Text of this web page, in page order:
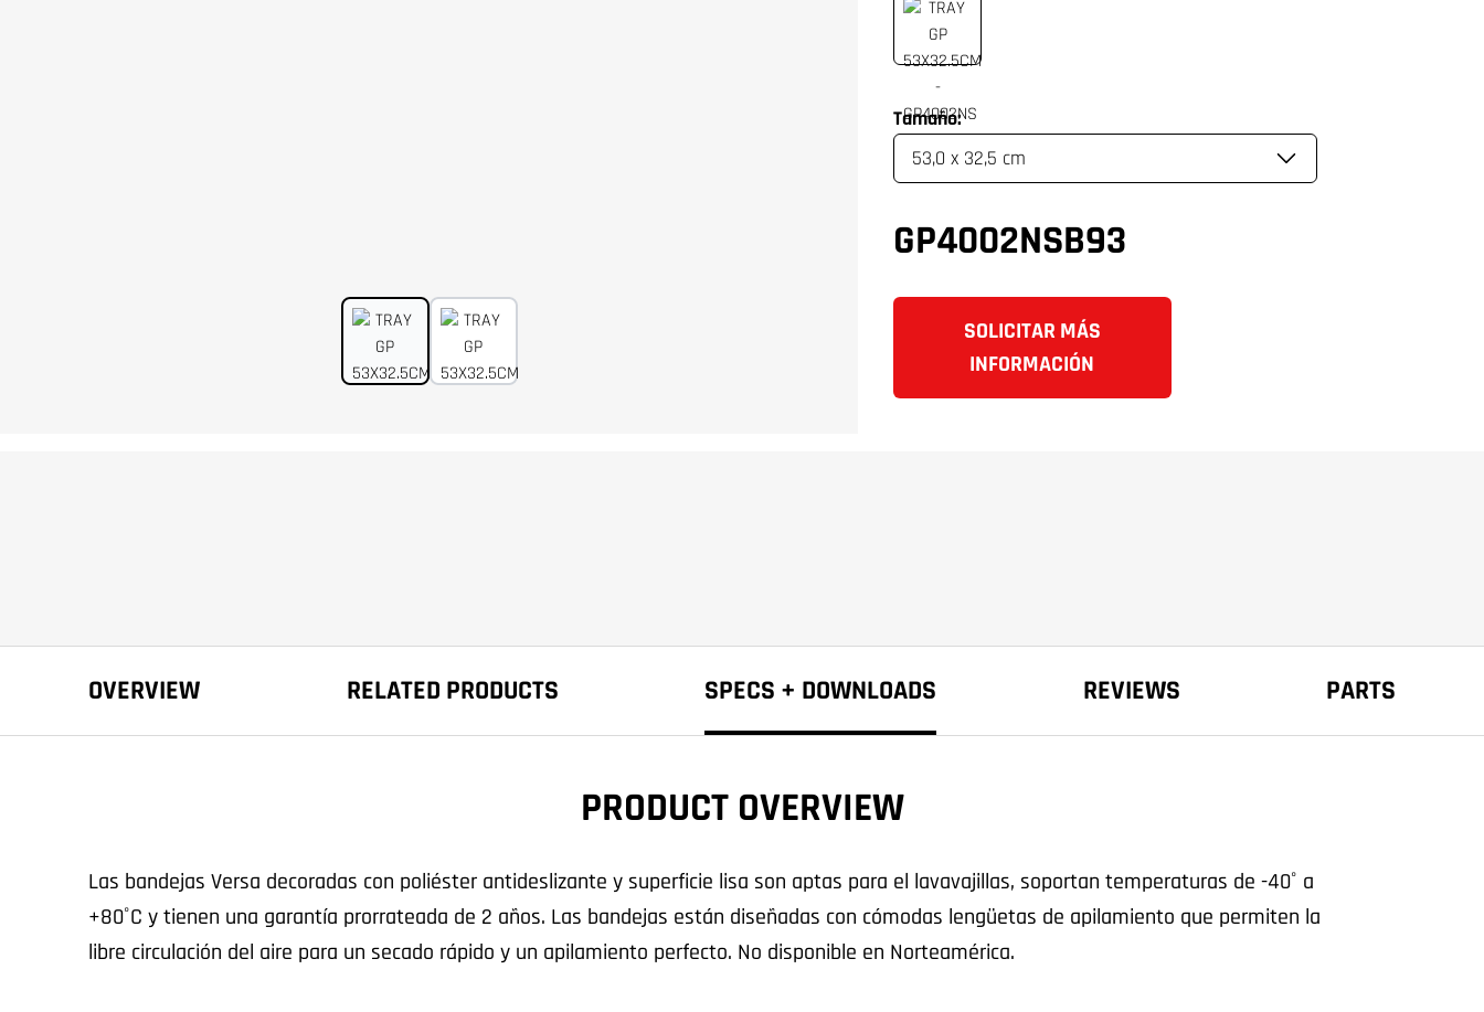
Tamaño:
GP4002NSB93
SOLICITAR MÁS
INFORMACIÓN
OVERVIEW RELATED PRODUCTS SPECS + DOWNLOADS REVIEWS PARTS
PRODUCT OVERVIEW
Las bandejas Versa decoradas con poliéster antideslizante y superficie lisa son aptas para el lavavajillas, soportan temperaturas de -40˚ a
+80˚C y tienen una garantía prorrateada de 2 años. Las bandejas están diseñadas con cómodas lengüetas de apilamiento que permiten la
libre circulación del aire para un secado rápido y un apilamiento perfecto. No disponible en Norteamérica.